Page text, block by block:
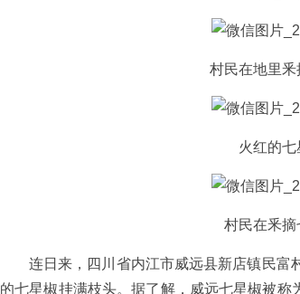
村民在地里
火红的
村民在釆
连日来，四川省内江市威远县新店镇民富
的七星椒挂满枝头。据了解，威远七星椒被称